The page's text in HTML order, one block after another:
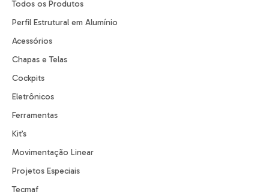
Todos os Produtos
Perfil Estrutural em Alumínio
Acessórios
Chapas e Telas
Cockpits
Eletrônicos
Ferramentas
Kit’s
Movimentação Linear
Projetos Especiais
Tecmaf